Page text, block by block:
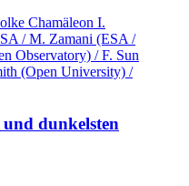
dunkelsten